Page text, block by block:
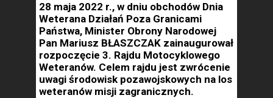
28 maja 2022 r., w dniu obchodów Dnia
Weterana Działań Poza Granicami
Państwa, Minister Obrony Narodowej
Pan Mariusz BŁASZCZAK zainaugurował
rozpoczęcie 3. Rajdu Motocyklowego
Weteranów. Celem rajdu jest zwrócenie
uwagi środowisk pozawojskowych na los
weteranów misji zagranicznych.